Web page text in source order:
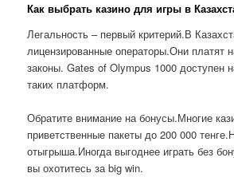
Как выбрать казино для игры в
Легальность – первый критерий.В
лицензированные операторы.Они платят
законы. Gates of Olympus 1000 доступен
таких платформ.
Обратите внимание на бонусы.Многие
приветственные пакеты до 200 000
отыгрыша.Иногда выгоднее играть без
вы охотитесь за big win.